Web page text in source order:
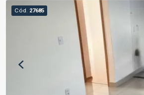
Localização estratégica, à beira
Presidente Dutra; Fácil acesso
rodovias e comércios da região;
projetos residenciais ou
viabilidade da região. Não perca esta
oportunidade de adquirir um
regiões com grande potencial de
Cód. 27685